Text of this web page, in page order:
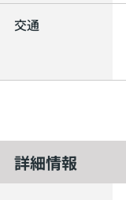
交通
詳細情報